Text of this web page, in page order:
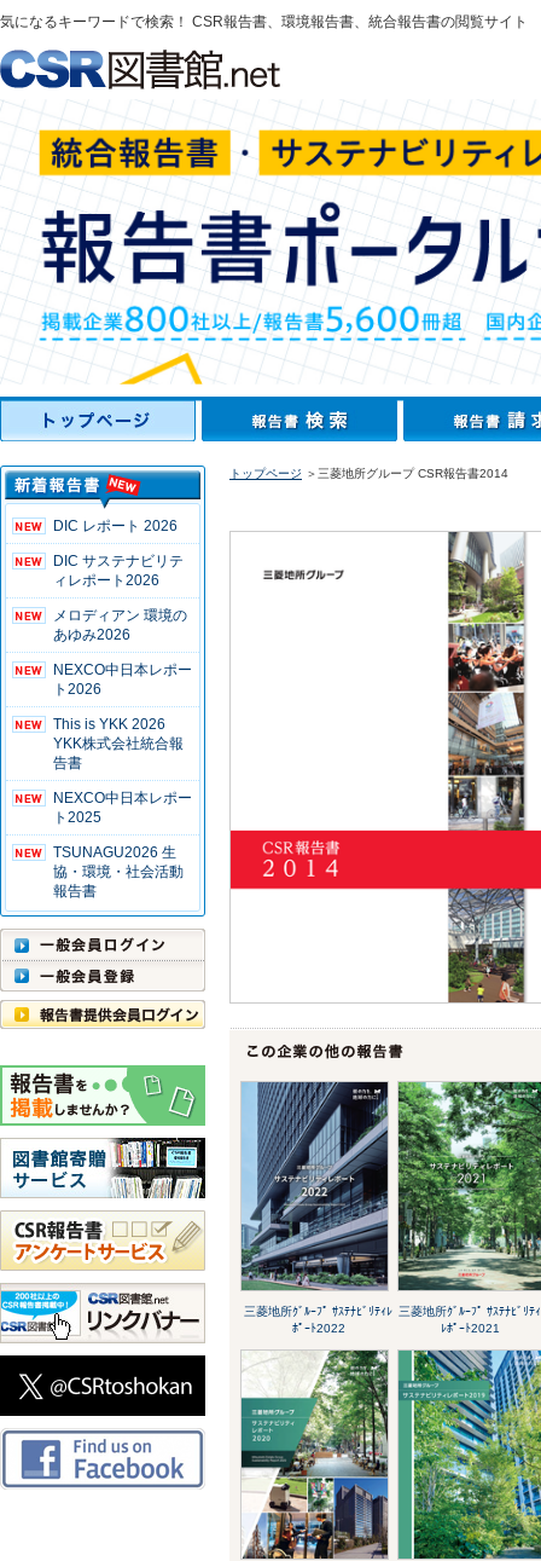
気になるキーワードで検索！ CSR報告書、環境報告書、統合報告書の閲覧サイト
DIC レポート 2026
DIC サステナビリテ
ィレポート2026
メロディアン 環境の
あゆみ2026
NEXCO中日本レポー
ト2026
This is YKK 2026
YKK株式会社統合報
告書
NEXCO中日本レポー
ト2025
TSUNAGU2026 生
協・環境・社会活動
報告書
トップページ ＞三菱地所グループ CSR報告書2014
三菱地所ｸﾞﾙｰﾌﾟ ｻｽﾃﾅﾋﾞﾘﾃｨﾚ
ﾎﾟｰﾄ2022
三菱地所ｸﾞﾙｰﾌﾟ ｻｽﾃﾅﾋﾞﾘﾃｨ
ﾚﾎﾟｰﾄ2021